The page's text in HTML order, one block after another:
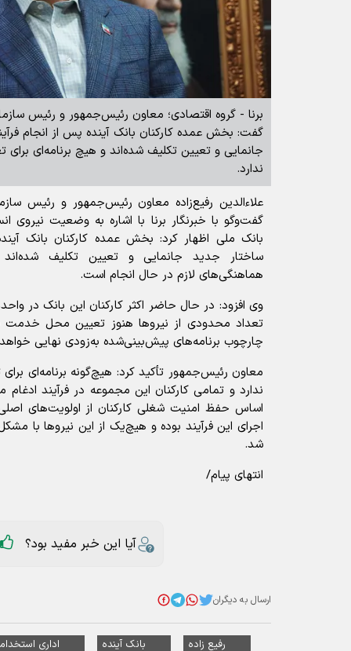
برنا - گروه اقتصادی؛ معاون رئیس‌جمهور و رئیس
گفت: بخش عمده کارکنان بانک آینده پس از انجام
جانمایی و تعیین تکلیف شده‌اند و هیچ برنامه‌ای
ندارد.
علاءالدین رفیع‌زاده معاون رئیس‌جمهور و رئیس
گفت‌و‌گو با خبرنگار برنا با اشاره به وضعیت نیروی
بانک ملی اظهار کرد: بخش عمده کارکنان بانک
ساختار جدید جانمایی و تعیین تکلیف
هماهنگی‌های لازم در حال انجام است.
وی افزود: در حال حاضر اکثر کارکنان این بانک در
تعداد محدودی از نیرو‌ها هنوز تعیین محل خدمت
چارچوب برنامه‌های پیش‌بینی‌شده به‌زودی نهایی
معاون رئیس‌جمهور تأکید کرد: هیچ‌گونه برنامه‌ای
ندارد و تمامی کارکنان این مجموعه در فرآیند ادغام
اساس حفظ امنیت شغلی کارکنان از اولویت‌های
اجرای این فرآیند بوده و هیچ‌یک از این نیرو‌ها با
شد.
انتهای پیام/
آیا این خبر مفید بود؟
ارسال به دیگران
رفیع زاده بانک آینده اداری